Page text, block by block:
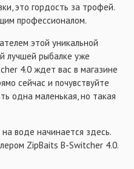
это гордость за трофей.
профессионалом.
этой уникальной
лучшей рыбалке уже
4.0 ждет вас в магазине
сейчас и почувствуйте
одна маленькая, но такая
воде начинается здесь.
ZipBaits B-Switcher 4.0.